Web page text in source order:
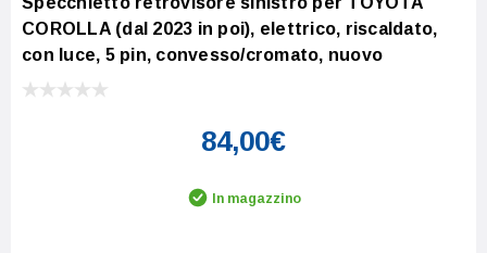
COROLLA (dal 2023 in poi), elettrico, riscaldato,
con luce, 5 pin, convesso/cromato, nuovo
84,00€
In magazzino